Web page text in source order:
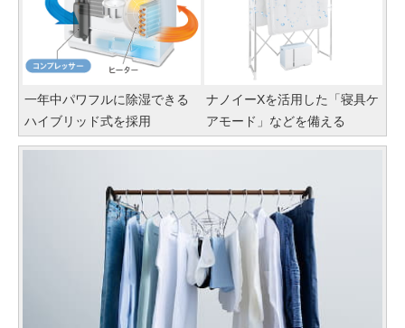
一年中パワフルに除湿できる
ハイブリッド式を採用
ナノイーXを活用した「寝具ケ
アモード」などを備える